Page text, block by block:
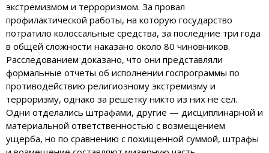
экстремизмом и терроризмом. За провал
профилактической работы, на которую государство
потратило колоссальные средства, за последние три года
в общей сложности наказано около 80 чиновников.
Расследованием доказано, что они представляли
формальные отчеты об исполнении госпрограммы по
противодействию религиозному экстремизму и
терроризму, однако за решетку никто из них не сел.
Одни отделались штрафами, другие — дисциплинарной и
материальной ответственностью с возмещением
ущерба, но по сравнению с похищенной суммой, штрафы